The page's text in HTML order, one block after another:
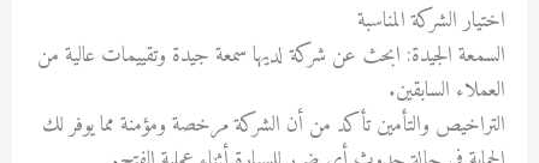
اختيار الشركة المناسبة
السمعة الجيدة: ابحث عن شركة لديها سمعة جيدة وتقييمات عالية من
العملاء السابقين.
التراخيص والتأمين تأكد من أن الشركة مرخصة ومؤمنة مما يوفر لك